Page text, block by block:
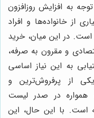
به افزایش روزافزون
از خانواده‌ها و افراد
در این میان، خرید
و مقرون به صرفه،
به این نیاز اساسی
از پرفروش‌ترین و
همواره در صدر لیست
است. با این حال، این